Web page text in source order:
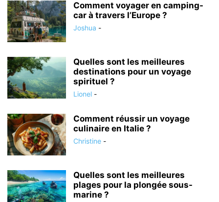
Comment voyager en camping-
car à travers l’Europe ?
Joshua -
Quelles sont les meilleures
destinations pour un voyage
spirituel ?
Lionel -
Comment réussir un voyage
culinaire en Italie ?
Christine -
Quelles sont les meilleures
plages pour la plongée sous-
marine ?